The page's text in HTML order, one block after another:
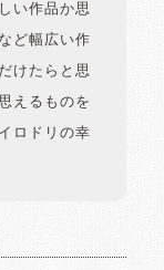
い作品か思
ど幅広い作
けたらと思
えるものを
ロドリの幸